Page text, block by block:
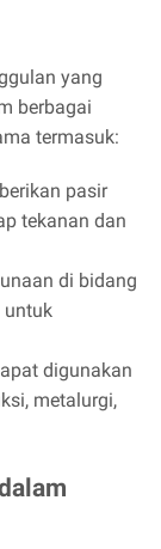
yang
berbagai
termasuk:
pasir
tekanan dan
di bidang
untuk
digunakan
metalurgi,